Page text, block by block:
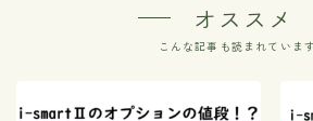
オススメ
こんな記事も読まれていま